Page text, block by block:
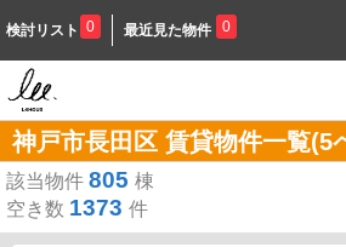
検討リスト 0 最近見た物件 0
神戸市長田区 賃貸物件一覧(5
該当物件 805 棟
空き数 1373 件